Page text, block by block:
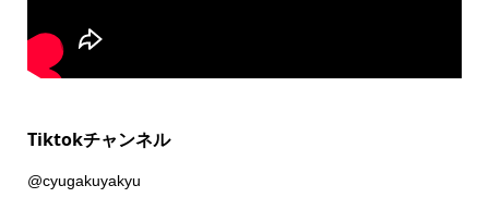
Tiktokチャンネル
@cyugakuyakyu